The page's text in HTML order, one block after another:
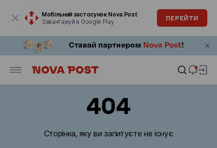
Мобільний застосунок Nova Post
Завантажуй в Google Play
ПЕРЕЙТИ
404
Сторінка, яку ви запитуєте не існує